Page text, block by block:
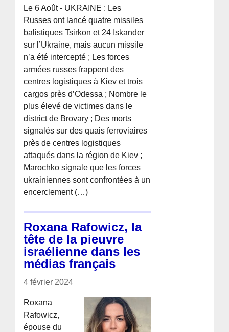
Le 6 Août - UKRAINE : Les
Russes ont lancé quatre missiles
balistiques Tsirkon et 24 Iskander
sur l’Ukraine, mais aucun missile
n’a été intercepté ; Les forces
armées russes frappent des
centres logistiques à Kiev et trois
cargos près d’Odessa ; Nombre le
plus élevé de victimes dans le
district de Brovary ; Des morts
signalés sur des quais ferroviaires
près de centres logistiques
attaqués dans la région de Kiev ;
Marochko signale que les forces
ukrainiennes sont confrontées à un
encerclement (…)
Roxana Rafowicz, la
tête de la pieuvre
israélienne dans les
médias français
4 février 2024
Roxana
Rafowicz,
épouse du